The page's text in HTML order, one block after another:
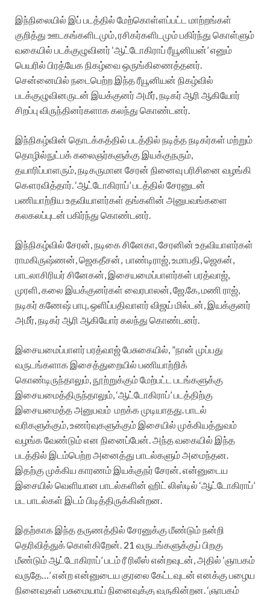
இந்நிலையில் இப் படத்தில் மேற்கொள்ளப்பட்ட மாற்றங்கள்
குறித்து ஊடகங்களிடமும், ரசிகர்களிடமும் பகிர்ந்து கொள்ளும்
வகையில் படக்குழுவினர் ‘ஆட்டோகிராப் ரீயூனியன்’ எனும்
பெயரில் பிரத்யேக நிகழ்வை ஒருங்கிணைத்தனர்.
சென்னையில் நடைபெற்ற இந்த ரீயூனியன் நிகழ்வில்
படக்குழுவினருடன் இயக்குனர் அமீர், நடிகர் ஆரி ஆகியோர்
சிறப்பு விருந்தினர்களாக கலந்து கொண்டனர்.
இந்நிகழ்வின் தொடக்கத்தில் படத்தில் நடித்த நடிகர்கள் மற்றும்
தொழில்நுட்பக் கலைஞர்களுக்கு இயக்குநரும்,
தயாரிப்பாளரும், நடிகருமான சேரன் நினைவு பரிசினை வழங்கி
கௌரவித்தார். ‘ஆட்டோகிராப்’ படத்தில் சேரனுடன்
பணியாற்றிய உதவியாளர்கள் தங்களின் அனுபவங்களை
கலகலப்புடன் பகிர்ந்து கொண்டனர்.
இந்நிகழ்வில் சேரன், நடிகை சினேகா, சேரனின் உதவியாளர்கள்
ராமகிருஷ்ணன், ஜெகதீசன், பாண்டிராஜ், உமாபதி, ஜெகன்,
பாடலாசிரியர் சினேகன், இசையமைப்பாளர்கள் பரத்வாஜ்,
முரளி, கலை இயக்குனர்கள் வைரபாலன், ஜே.கே, மணி ராஜ்,
நடிகர் கணேஷ் பாபு, ஒளிப்பதிவாளர் விஜய் மில்டன், இயக்குனர்
அமீர், நடிகர் ஆரி ஆகியோர் கலந்து கொண்டனர்.
இசையமைப்பாளர் பரத்வாஜ் பேசுகையில், ”நான் முப்பது
வருடங்களாக இசைத்துறையில் பணியாற்றிக்
கொண்டிருந்தாலும், நூற்றுக்கும் மேற்பட்ட படங்களுக்கு
இசையமைத்திருந்தாலும், ‘ஆட்டோகிராப்’ படத்திற்கு
இசையமைத்த அனுபவம் மறக்க முடியாதது. பாடல்
வரிகளுக்கும், உணர்வுகளுக்கும் இசையில் முக்கியத்துவம்
வழங்க வேண்டும் என நினைப்பேன். அந்த வகையில் இந்த
படத்தில் இடம்பெற்ற அனைத்து பாடல்களும் அமைந்தன.
இதற்கு முக்கிய காரணம் இயக்குநர் சேரன். என்னுடைய
இசையில் வெளியான பாடல்களின் ஹிட் லிஸ்டில் ‘ஆட்டோகிராப்’
பட பாடல்கள் இடம் பிடித்திருக்கின்றன.
இதற்காக இந்த தருணத்தில் சேரனுக்கு மீண்டும் நன்றி
தெரிவித்துக் கொள்கிறேன். 21 வருடங்களுக்குப் பிறகு
மீண்டும் ஆட்டோகிராப்’ படம் ரீ ரிலீஸ் என்றவுடன், அதில் ‘ஞாபகம்
வருதே…’ என்ற என்னுடைய குரலை கேட்டவுடன் எனக்கு பழைய
நினைவுகள் பசுமையாய் நினைவுக்கு வருகின்றன. ‘ஞாபகம்